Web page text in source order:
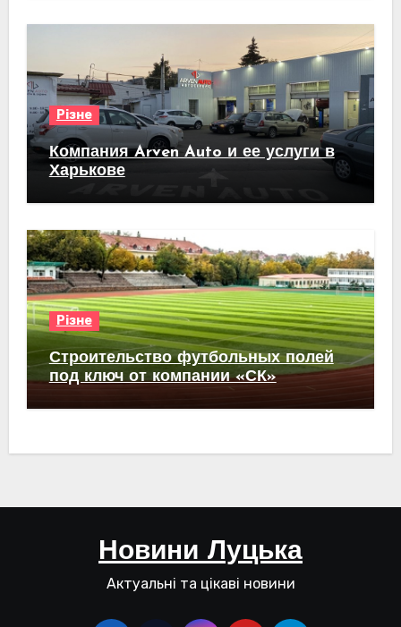
Різне
Компания Arven Auto и ее услуги в
Харькове
Різне
Строительство футбольных полей
под ключ от компании «СК»
Новини Луцька
Актуальні та цікаві новини